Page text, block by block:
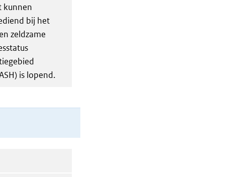
kunnen
bij het
zeldzame
is lopend.